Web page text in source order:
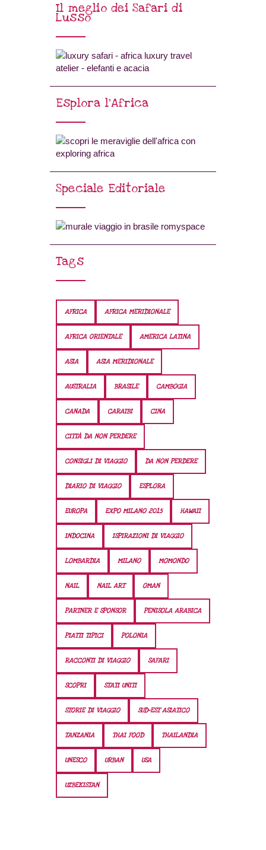
Il meglio dei Safari di
Lusso
Esplora l’Africa
Speciale Editoriale
Tags
AFRICA AFRICA MERIDIONALE
AFRICA ORIENTALE AMERICA LATINA
ASIA ASIA MERIDIONALE
AUSTRALIA BRASILE CAMBOGIA
CANADA CARAIBI CINA
CITTÀ DA NON PERDERE
CONSIGLI DI VIAGGIO DA NON PERDERE
DIARIO DI VIAGGIO ESPLORA
EUROPA EXPO MILANO 2015 HAWAII
INDOCINA ISPIRAZIONI DI VIAGGIO
LOMBARDIA MILANO MOMONDO
NAIL NAIL ART OMAN
PARTNER E SPONSOR PENISOLA ARABICA
PIATTI TIPICI POLONIA
RACCONTI DI VIAGGIO SAFARI
SCOPRI STATI UNITI
STORIE DI VIAGGIO SUD-EST ASIATICO
TANZANIA THAI FOOD THAILANDIA
UNESCO URBAN USA
UZBEKISTAN